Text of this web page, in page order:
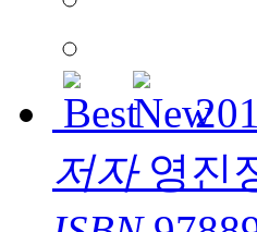
저자영진